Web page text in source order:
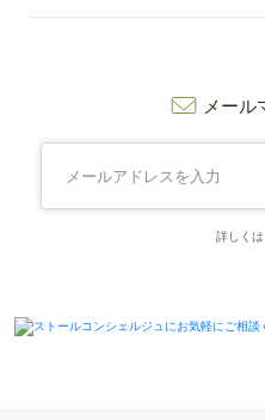
メール
詳しく